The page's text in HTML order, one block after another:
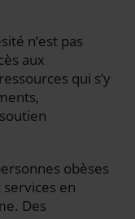
n’est pas
aux
qui s’y
obèses
en
Des